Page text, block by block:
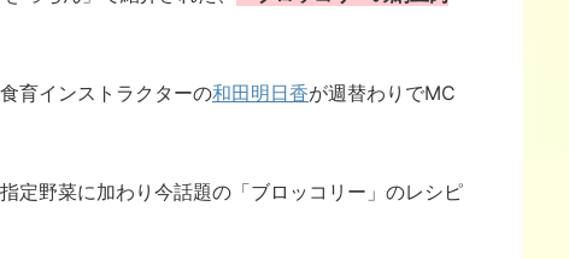
育インストラクターの和田明日香が週替わりでMC
定野菜に加わり今話題の「ブロッコリー」のレシピ